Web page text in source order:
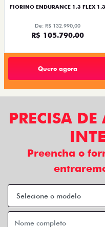
FIORINO ENDURANCE 1.3 FLEX 1.3
De: R$ 132.990,00
R$ 105.790,00
Quero agora
PRECISA
Preencha o